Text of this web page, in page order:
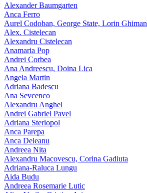
Alexander Baumgarten
Anca Ferro
Aurel Codoban, George State, Lorin Ghiman
Alex. Cistelecan
Alexandru Cistelecan
Anamaria Pop
Andrei Corbea
Ana Andreescu, Doina Lica
Angela Martin
Adriana Badescu
Ana Sevcenco
Alexandru Anghel
Andrei Gabriel Pavel
Adriana Steriopol
Anca Parepa
Anca Deleanu
Andreea Nita
Alexandru Macovescu, Corina Gadiuta
Adriana-Raluca Lungu
Aida Budu
Andreea Rosemarie Lutic